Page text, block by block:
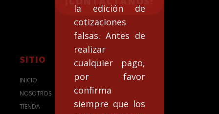
la edición de
cotizaciones
falsas. Antes de
realizar
cualquier pago,
por favor
confirma
siempre que los
SITIO
INICIO
NOSOTROS
TIENDA